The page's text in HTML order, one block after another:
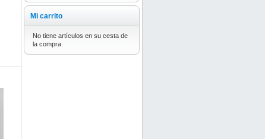
Mi carrito
No tiene artículos en su cesta de
la compra.